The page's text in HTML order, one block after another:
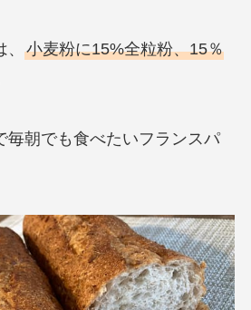
小麦粉に15%全粒粉、15％
毎朝でも食べたいフランスパ